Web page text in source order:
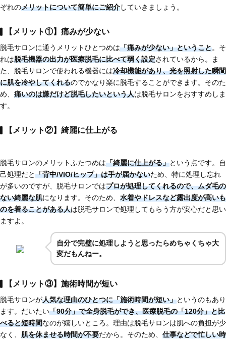
ぞれのメリットについて簡単にご紹介していきましょう。
【メリット①】痛みが少ない
脱毛サロンに通うメリットひとつめは「痛みが少ない」ということ。そ
れは脱毛機器の出力が医療脱毛に比べて弱く設定されているから。ま
た、脱毛サロンで使われる機器には冷却機能があり、光を照射した瞬間
に肌を冷やしてくれるのでかなり楽に脱毛することができます。そのた
め、 痛いのは嫌だけど脱毛したいという人は脱毛サロンをおすすめしま
す。
【メリット②】綺麗に仕上がる
脱毛サロンのメリットふたつめは「綺麗に仕上がる」という点です。自
己処理だと「背中/VIO/ヒップ」は手が届かないため、特に処理し忘れ
が多いのですが、脱毛サロンではプロが処理してくれるので、ムダ毛の
ない綺麗な肌になります。そのため、 水着やドレスなど露出度が高いも
のを着ることがある人は脱毛サロンで処理してもらう方が安心だと思い
ますよ。
自分で完璧に処理しようと思ったらめちゃくちゃ大
変だもんねー。
【メリット③】施術時間が短い
脱毛サロンが人気な理由のひとつに「施術時間が短い」というのもあり
ます。だいたい「90分」で全身脱毛ができ、医療脱毛の「120分」と比
べると短時間なのが嬉しいところ。理由は脱毛サロンは肌への負担が少
なく、 肌を休ませる時間が不要だから。そのため、 仕事などで忙しい時